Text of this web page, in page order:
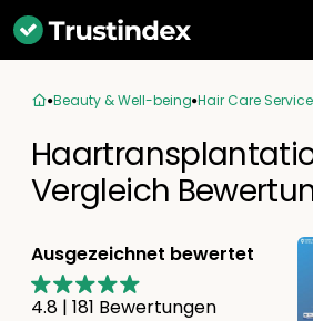
Beauty & Well-being Hair Care Service
Vergleich
Ausgezeichnet bewertet
4.8 | 181 Bewertungen